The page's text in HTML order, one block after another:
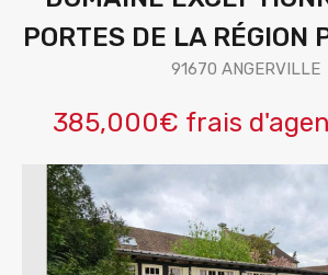
PORTES DE LA RÉGION
91670 ANGERVILLE
385,000€ frais